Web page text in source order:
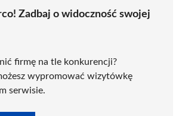
Zadbaj o widoczność swojej
firmę na tle konkurencji?
wypromować wizytówkę
serwisie.